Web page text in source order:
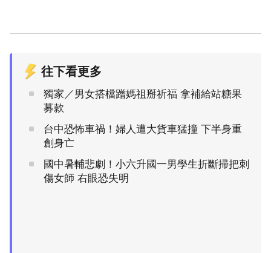
往下看更多
獨家／男女搭檔蹭媽祖掰祈福 拿補給站糖果
募款
台中恐怖車禍！婦人遭大貨車猛撞 下半身重
創身亡
國中暑輔悲劇！小六升國一男學生折斷掃把刺
傷女師 右眼恐失明